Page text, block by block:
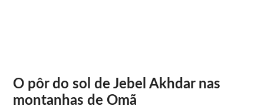
O pôr do sol de Jebel Akhdar nas
montanhas de Omã